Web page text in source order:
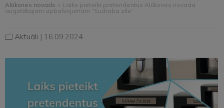
Alūksnes novads > Laiks pieteikt pretendentus Alūksnes novada
augstākajam apbalvojumam “Sudraba zīle”
Aktuāli | 16.09.2024